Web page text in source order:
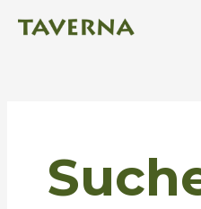
Inhalt